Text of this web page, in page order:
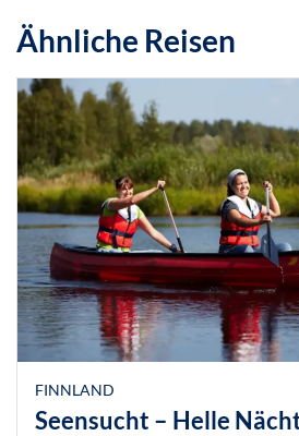
Ähnliche Reisen
FINNLAND
Seensucht – Helle